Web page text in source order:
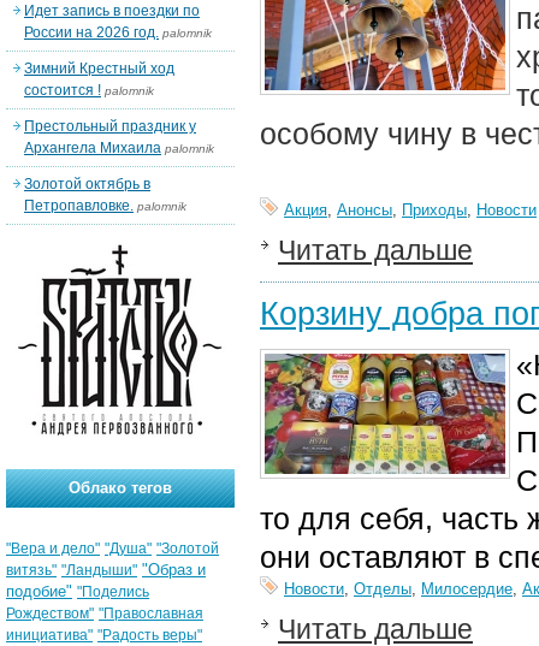
особому чину в
Акция, Анонсы, Приходы, Новости
Читать дальше
Корзину добра
то для себя,
они оставляют в
Новости, Отделы, Милосердие,
Читать дальше
Идет запись в поездки по
России на 2026 год. palomnik
Зимний Крестный ход
состоится ! palomnik
Престольный праздник у
Архангела Михаила palomnik
Золотой октябрь в
Петропавловке. palomnik
Облако тегов
"Вера и дело" "Душа" "Золотой
витязь" "Ландыши" "Образ и
подобие" "Поделись
Рождеством" "Православная
инициатива" "Радость веры"